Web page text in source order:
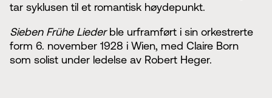
tar syklusen til et romantisk høydepunkt.
Sieben Frühe Liederble urframført i sin orkestrerte
form 6. november 1928 i Wien, med Claire Born
som solist under ledelse av Robert Heger.